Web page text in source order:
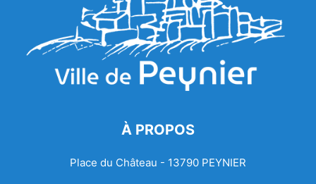
À PROPOS
Place du Château - 13790 PEYNIER